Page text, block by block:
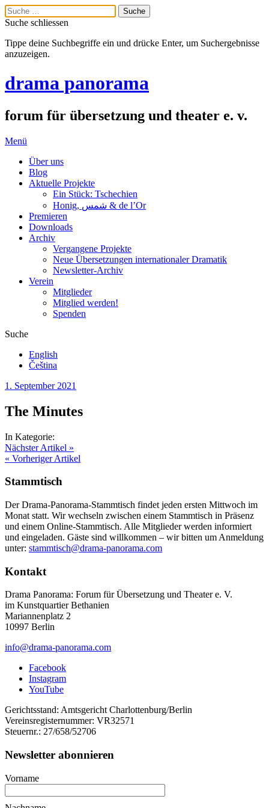
Suche schliessen
Tippe deine Suchbegriffe ein und drücke Enter, um Suchergebnisse
anzuzeigen.
drama panorama
forum für übersetzung und theater e. v.
Menü
Über uns
Blog
Aktuelle Projekte
Ein Stück: Tschechien
Honig, شمس & de l’Or
Premieren
Downloads
Archiv
Vergangene Projekte
Neue Übersetzungen internationaler Dramatik
Newsletter-Archiv
Verein
Mitglieder
Mitglied werden!
Spenden
Suche
English
Čeština
1. September 2021
The Minutes
In Kategorie:
Nächster Artikel »
« Vorheriger Artikel
Stammtisch
Der Drama-Panorama-Stammtisch findet jeden ersten Mittwoch im
Monat statt. Wir wechseln zwischen einem Stammtisch in Präsenz
und einem Online-Stammtisch. Alle Mitglieder werden informiert
und eingeladen. Gäste sind willkommen – wir bitten um Anmeldung
unter: stammtisch@drama-panorama.com
Kontakt
Drama Panorama: Forum für Übersetzung und Theater e. V.
im Kunstquartier Bethanien
Mariannenplatz 2
10997 Berlin
info@drama-panorama.com
Facebook
Instagram
YouTube
Gerichtsstand: Amtsgericht Charlottenburg/Berlin
Vereinsregisternummer: VR32571
Steuernr.: 27/658/52706
Newsletter abonnieren
Vorname